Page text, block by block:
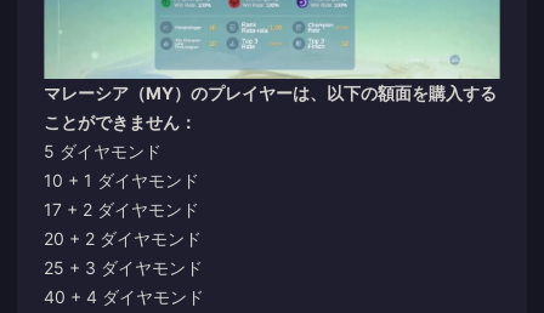
マレーシア（MY）のプレイヤーは、以下の額面を購入する
ことができません：
5 ダイヤモンド
10 + 1 ダイヤモンド
17 + 2 ダイヤモンド
20 + 2 ダイヤモンド
25 + 3 ダイヤモンド
40 + 4 ダイヤモンド